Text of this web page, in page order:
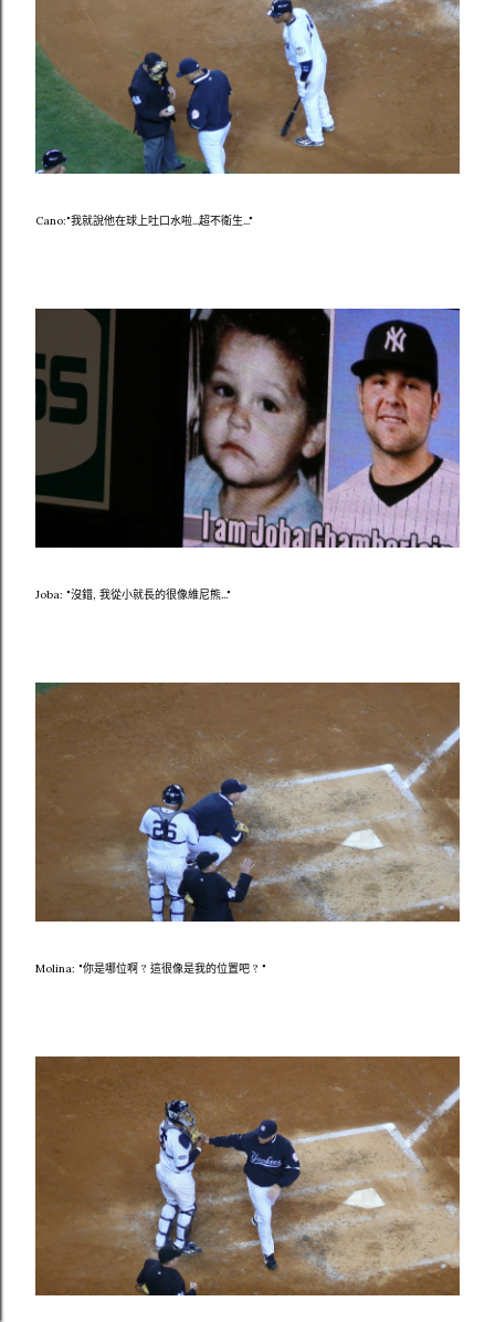
Cano:"我就說他在球上吐口水啦...超不衛生..."
Joba: "沒錯, 我從小就長的很像維尼熊..."
Molina: "你是哪位啊 ? 這很像是我的位置吧 ? "